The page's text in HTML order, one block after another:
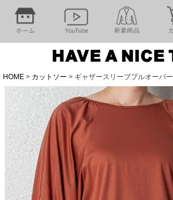
HOME カットソー ギャザースリーブプルオーバー